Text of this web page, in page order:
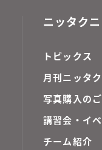
ニッタク
トピックス
月刊ニッタ
写真購入の
講習会・イ
チーム紹介